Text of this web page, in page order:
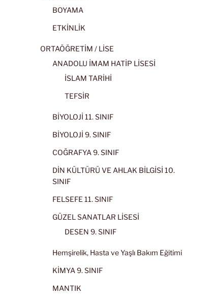
BOYAMA
ETKİNLİK
ORTAÖĞRETİM / LİSE
ANADOLU İMAM HATİP LİSESİ
İSLAM TARİHİ
TEFSİR
BİYOLOJİ 11. SINIF
BİYOLOJİ 9. SINIF
COĞRAFYA 9. SINIF
DİN KÜLTÜRÜ VE AHLAK BİLGİSİ 10.
SINIF
FELSEFE 11. SINIF
GÜZEL SANATLAR LİSESİ
DESEN 9. SINIF
Hemşirelik, Hasta ve Yaşlı Bakım Eğitimi
KİMYA 9. SINIF
MANTIK